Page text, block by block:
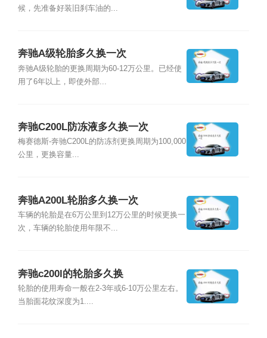
候，先准备好装旧刹车油的...
奔驰A级轮胎多久换一次
奔驰A级轮胎的更换周期为60-12万公里。已经使
用了6年以上，即使外部...
奔驰C200L防冻液多久换一次
梅赛德斯-奔驰C200L的防冻剂更换周期为100,000
公里，更换容量...
奔驰A200L轮胎多久换一次
车辆的轮胎是在6万公里到12万公里的时候更换一
次，车辆的轮胎使用年限不...
奔驰c200l的轮胎多久换
轮胎的使用寿命一般在2-3年或6-10万公里左右。
当胎面花纹深度为1....